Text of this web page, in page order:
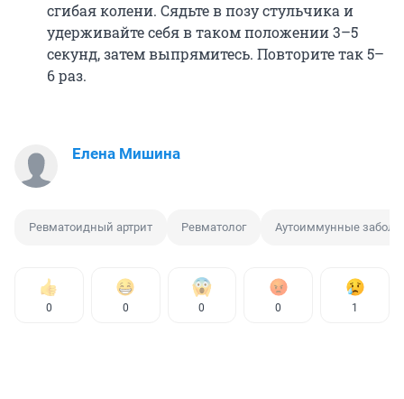
сгибая колени. Сядьте в позу стульчика и
удерживайте себя в таком положении 3–5
секунд, затем выпрямитесь. Повторите так 5–
6 раз.
Елена Мишина
Ревматоидный артрит Ревматолог Аутоиммунные
0 0 0 0 1